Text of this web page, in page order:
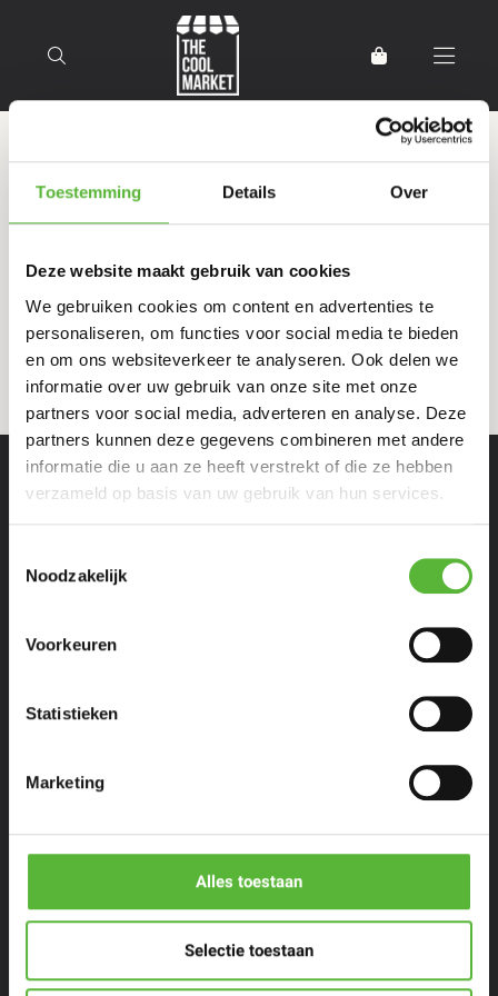
Toestemming Details Over
Deze website maakt gebruik van cookies
We gebruiken cookies om content en advertenties te
personaliseren, om functies voor social media te bieden
en om ons websiteverkeer te analyseren. Ook delen we
informatie over uw gebruik van onze site met onze
partners voor social media, adverteren en analyse. Deze
partners kunnen deze gegevens combineren met andere
informatie die u aan ze heeft verstrekt of die ze hebben
verzameld op basis van uw gebruik van hun services.
Noodzakelijk
Voorkeuren
Statistieken
Marketing
Alles toestaan
Selectie toestaan
Producten getagd met Gratin
Filter Sorteer
Eenpersoons maaltijden
Restaurants & Chefs
The Cool Market